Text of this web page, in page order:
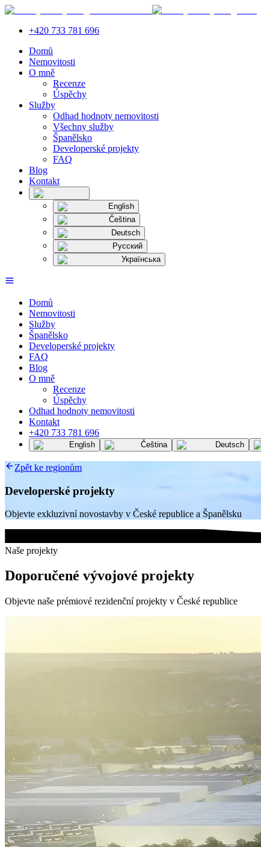
+420 733 781 696
Domů
Nemovitosti
O mně
Recenze
Úspěchy
Služby
Odhad hodnoty nemovitosti
Všechny služby
Španělsko
Developerské projekty
FAQ
Blog
Kontakt
English
Čeština
Deutsch
Русский
Українська
Domů
Nemovitosti
Služby
Španělsko
Developerské projekty
FAQ
Blog
O mně
Recenze
Úspěchy
Odhad hodnoty nemovitosti
Kontakt
+420 733 781 696
English Čeština Deutsch
Zpět ke regionům
Developerské projekty
Objevte exkluzivní novostavby v České republice a Španělsku
Naše projekty
Doporučené vývojové projekty
Objevte naše prémiové rezidenční projekty v České republice